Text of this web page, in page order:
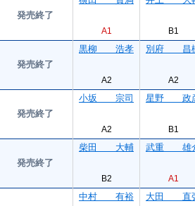
発売終了
A1 B1
発売終了
黒柳 浩孝
A2
別府 昌
A2
発売終了
小坂 宗司
A2
星野 政
B1
発売終了
柴田 大輔
B2
武重 雄
A1
中村 有裕 大田 直